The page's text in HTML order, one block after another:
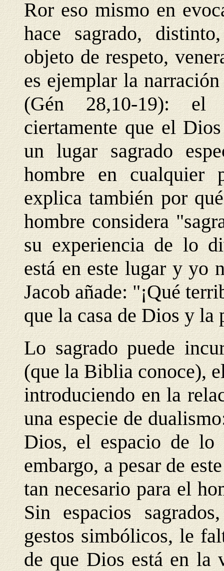
Ror eso mismo en
hace sagrado,
objeto de respeto,
es ejemplar la
(Gén 28,10-19): el
ciertamente que el
un lugar sagrado
hombre en cualquier
explica también por
hombre considera
su experiencia de lo
está en este lugar y yo
Jacob añade: "¡Qué
que la casa de Dios y
Lo sagrado puede
(que la Biblia conoce),
introduciendo en la
una especie de
Dios, el espacio de lo
embargo, a pesar de
tan necesario para el
Sin espacios
gestos simbólicos, le
de que Dios está en la